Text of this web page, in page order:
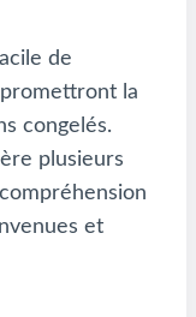
de
la
congelés.
plusieurs
et